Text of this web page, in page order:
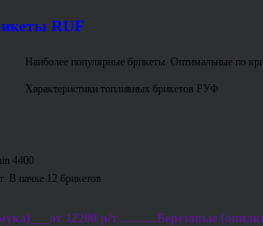
RUF
Наиболее популярные брикеты. Оптимальные по
Характеристики топливных брикетов РУФ
4400
В пачке 12 брикетов
12200 р/т ..........Березовые